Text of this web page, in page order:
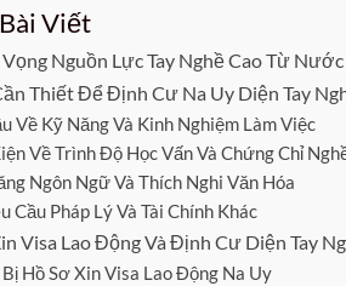
Viết
Nguồn Lực Tay Nghề Cao Từ
Thiết Để Định Cư Na Uy Diện Tay
Về Kỹ Năng Và Kinh Nghiệm Làm Việc
Về Trình Độ Học Vấn Và Chứng Chỉ
Ngôn Ngữ Và Thích Nghi Văn Hóa
Cầu Pháp Lý Và Tài Chính Khác
Visa Lao Động Và Định Cư Diện Tay
Hồ Sơ Xin Visa Lao Động Na Uy